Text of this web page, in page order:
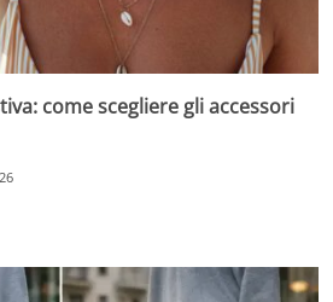
come scegliere gli accessori